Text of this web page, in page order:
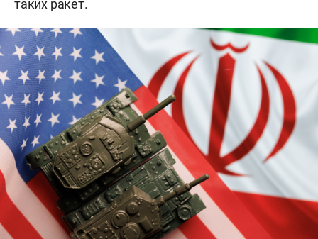
таких ракет.